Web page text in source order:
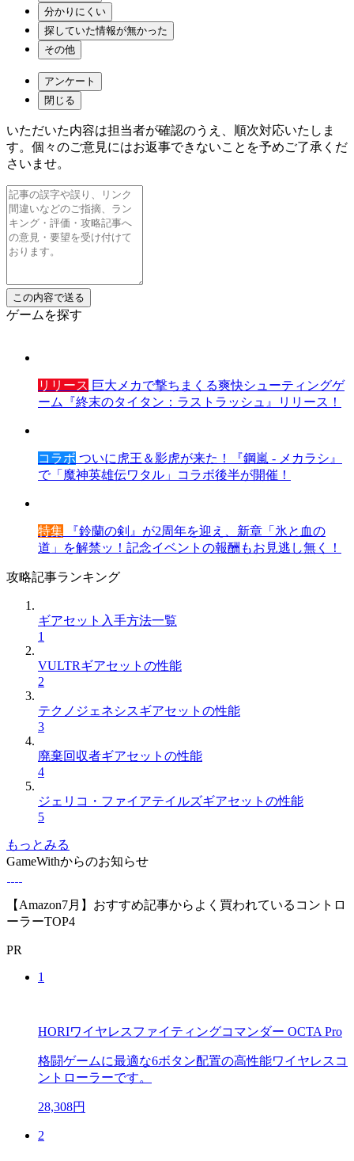
分かりにくい
探していた情報が無かった
その他
アンケート
閉じる
いただいた内容は担当者が確認のうえ、順次対応いたしま
す。個々のご意見にはお返事できないことを予めご了承くだ
さいませ。
ゲームを探す
リリース 巨大メカで撃ちまくる爽快シューティングゲ
ーム『終末のタイタン：ラストラッシュ』リリース！
コラボ ついに虎王＆影虎が来た！『鋼嵐 - メカラシ』
で「魔神英雄伝ワタル」コラボ後半が開催！
特集 『鈴蘭の剣』が2周年を迎え、新章「氷と血の
道」を解禁ッ！記念イベントの報酬もお見逃し無く！
攻略記事ランキング
ギアセット入手方法一覧
1
VULTRギアセットの性能
2
テクノジェネシスギアセットの性能
3
廃棄回収者ギアセットの性能
4
ジェリコ・ファイアテイルズギアセットの性能
5
もっとみる
GameWithからのお知らせ
【Amazon7月】おすすめ記事からよく買われているコントロ
ーラーTOP4
PR
1
HORIワイヤレスファイティングコマンダー OCTA Pro
格闘ゲームに最適な6ボタン配置の高性能ワイヤレスコ
ントローラーです。
28,308円
2